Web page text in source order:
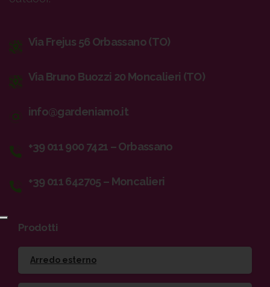
Via Frejus 56 Orbassano (TO)
Via Bruno Buozzi 20 Moncalieri (TO)
info@gardeniamo.it
+39 011 900 7421 – Orbassano
+39 011 642705 – Moncalieri
Prodotti
Arredo esterno